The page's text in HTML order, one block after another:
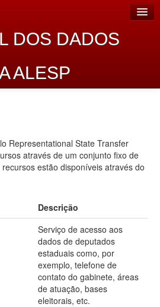
DOS DADOS
ALESP
Representational State Transfer
através de um conjunto fixo de
estão disponíveis através do
Descrição
Serviço de acesso aos
dados de deputados
estaduais como, por
exemplo, telefone de
contato do gabinete, áreas
de atuação, bases
eleitorais, etc.